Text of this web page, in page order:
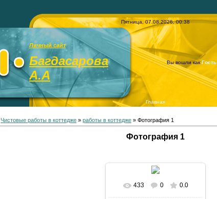
Пятница, 07.08.2026, 00:38
Личный сайт
Багдасарова
А.А
Вы вошли какГость
Главная
Чистовые работы в коттедже » работы в коттедже » Фотография 1
Фотография 1
В реальном размере
433 0 0.0